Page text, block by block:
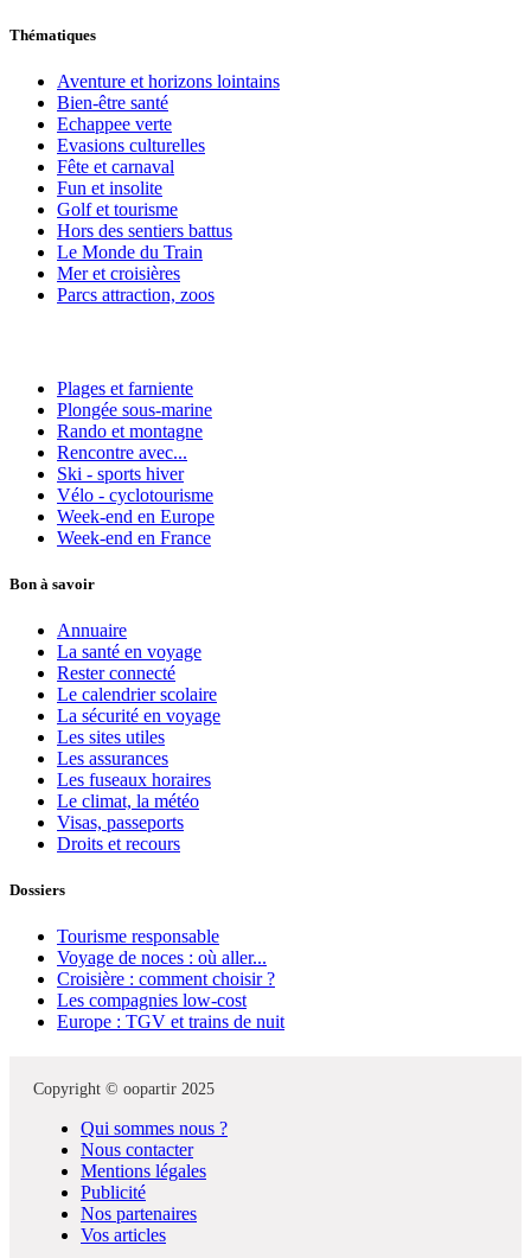
Thématiques
Aventure et horizons lointains
Bien-être santé
Echappee verte
Evasions culturelles
Fête et carnaval
Fun et insolite
Golf et tourisme
Hors des sentiers battus
Le Monde du Train
Mer et croisières
Parcs attraction, zoos
Plages et farniente
Plongée sous-marine
Rando et montagne
Rencontre avec...
Ski - sports hiver
Vélo - cyclotourisme
Week-end en Europe
Week-end en France
Bon à savoir
Annuaire
La santé en voyage
Rester connecté
Le calendrier scolaire
La sécurité en voyage
Les sites utiles
Les assurances
Les fuseaux horaires
Le climat, la météo
Visas, passeports
Droits et recours
Dossiers
Tourisme responsable
Voyage de noces : où aller...
Croisière : comment choisir ?
Les compagnies low-cost
Europe : TGV et trains de nuit
Copyright © oopartir 2025
Qui sommes nous ?
Nous contacter
Mentions légales
Publicité
Nos partenaires
Vos articles